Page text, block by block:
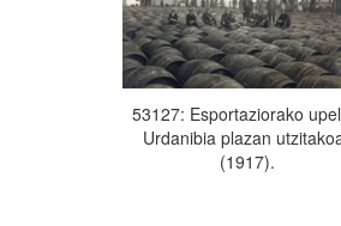
53127: Esportaziorako
Urdanibia plazan
(1917).